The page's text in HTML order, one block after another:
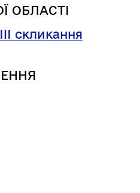
ОБЛАСТІ
скликання